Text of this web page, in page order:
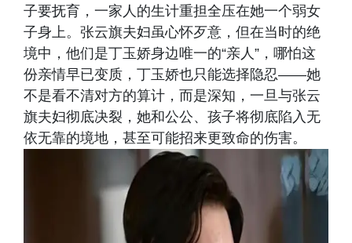
子要抚育，一家人的生计重担全压在她一个弱女
子身上。张云旗夫妇虽心怀歹意，但在当时的绝
境中，他们是丁玉娇身边唯一的“亲人”，哪怕这
份亲情早已变质，丁玉娇也只能选择隐忍——她
不是看不清对方的算计，而是深知，一旦与张云
旗夫妇彻底决裂，她和公公、孩子将彻底陷入无
依无靠的境地，甚至可能招来更致命的伤害。